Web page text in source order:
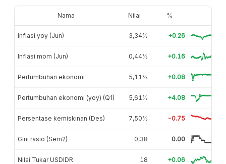
Nama Nilai %
Inflasi yoy (Jun) 3,34% +0.26
Inflasi mom (Jun) 0,44% +0.16
Pertumbuhan ekonomi 5,11% +0.08
Pertumbuhan ekonomi (yoy) (Q1) 5,61% +4.08
Persentase kemiskinan (Des) 7,50% -0.75
Gini rasio (Sem2) 0,38 0.00
Nilai Tukar USDIDR 18 +0.06